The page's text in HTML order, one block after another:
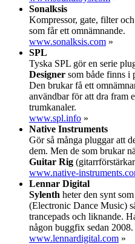
Sonalksis
Kompressor, gate, filter
som får ett omnämnande.
www.sonalksis.com »
SPL
Tyska SPL gör en serie
Designer som både finns i
Den brukar få ett
användbar för att dra fram
trumkanaler.
www.spl.info »
Native Instruments
Gör så många pluggar att
dem. Men de som brukar
Guitar Rig
www.native-
Lennar Digital
Sylenth heter den synt
(Electronic Dance Music)
trancepads och liknande.
någon buggfix sedan 2008.
www.lennardigital.com »